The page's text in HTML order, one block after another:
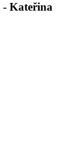
- Kateřina